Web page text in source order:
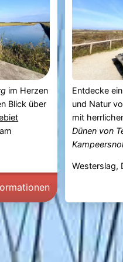
im Herzen
Blick über
Entdecke
und Natur
mit
Dünen von
Westerslag,